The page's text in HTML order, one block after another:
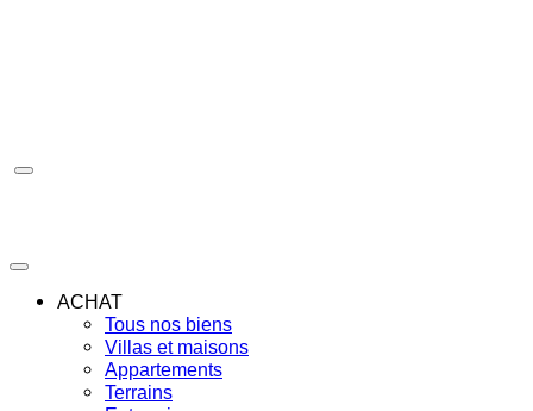
ACHAT
Tous nos biens
Villas et maisons
Appartements
Terrains